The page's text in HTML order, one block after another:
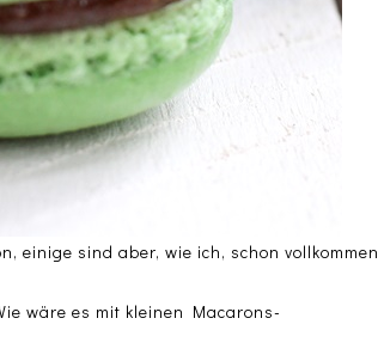
einige sind aber, wie ich, schon vollkommen
wäre es mit kleinen Macarons-